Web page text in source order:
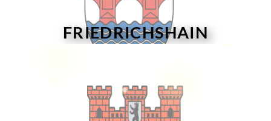
24 Stunden Hotline Tel: 030 6813098
FRIEDRICHSHAIN